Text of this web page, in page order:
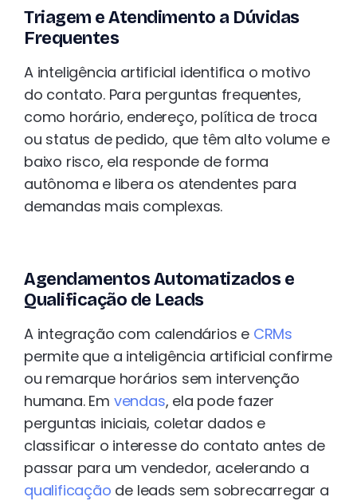
Triagem e Atendimento a Dúvidas
Frequentes
A inteligência artificial identifica o motivo
do contato. Para perguntas frequentes,
como horário, endereço, política de troca
ou status de pedido, que têm alto volume e
baixo risco, ela responde de forma
autônoma e libera os atendentes para
demandas mais complexas.
Agendamentos Automatizados e
Qualificação de Leads
A integração com calendários e CRMs
permite que a inteligência artificial confirme
ou remarque horários sem intervenção
humana. Em vendas, ela pode fazer
perguntas iniciais, coletar dados e
classificar o interesse do contato antes de
passar para um vendedor, acelerando a
qualificação de leads sem sobrecarregar a